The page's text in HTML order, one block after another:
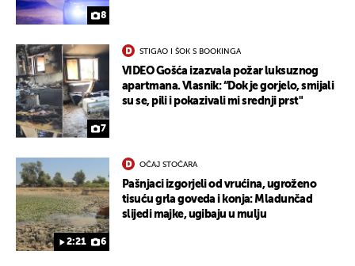
8
7
STIGAO I ŠOK S BOOKINGA
VIDEO Gošća izazvala požar luksuznog
apartmana. Vlasnik: “Dok je gorjelo, smijali
su se, pili i pokazivali mi srednji prst"
2:21 6
OČAJ STOČARA
Pašnjaci izgorjeli od vrućina, ugroženo
tisuću grla goveda i konja: Mladunčad
slijedi majke, ugibaju u mulju